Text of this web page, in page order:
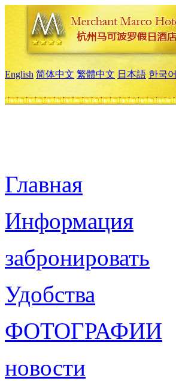
English 简体中文 繁體中文 日本語 한국어
Главная
Информация
забронировать
Удобства
ФОТОГРАФИИ
новости